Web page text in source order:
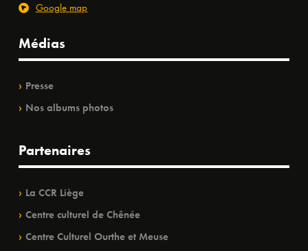
Google map
Médias
Presse
Nos albums photos
Partenaires
La CCR Liège
Centre culturel de Chênée
Centre Culturel Ourthe et Meuse